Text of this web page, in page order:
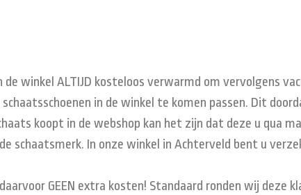
winkel ALTIJD kosteloos verwarmd om vervolgens
in de winkel te komen passen. Dit
koopt in de webshop kan het zijn dat deze u qua
In onze winkel in Achterveld bent u
GEEN extra kosten! Standaard ronden wij deze